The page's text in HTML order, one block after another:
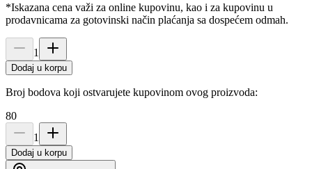
*Iskazana cena važi za online kupovinu, kao i za kupovinu u
prodavnicama za gotovinski način plaćanja sa dospećem odmah.
1
Dodaj u korpu
Broj bodova koji ostvarujete kupovinom ovog proizvoda:
80
1
Dodaj u korpu